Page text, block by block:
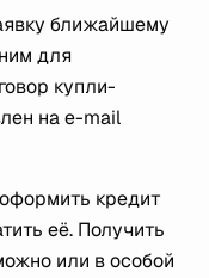
ближайшему
для
купли-
на e-mail
кредит
её. Получить
или в особой